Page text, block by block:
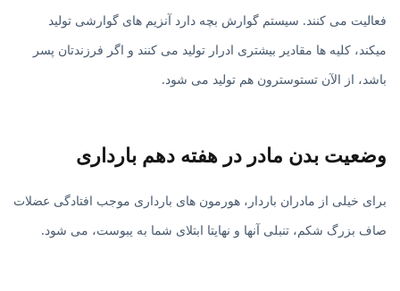
فعالیت می کنند. سیستم گوارش بچه دارد آنزیم های گوارشی تولید
میکند، کلیه ها مقادیر بیشتری ادرار تولید می کنند و اگر فرزندتان پسر
باشد، از الآن تستوسترون هم تولید می شود.
وضعیت بدن مادر در هفته دهم بارداری
برای خیلی از مادران باردار، هورمون های بارداری موجب افتادگی عضلات
صاف بزرگ شکم، تنبلی آنها و نهایتا ابتلای شما به یبوست، می شود.